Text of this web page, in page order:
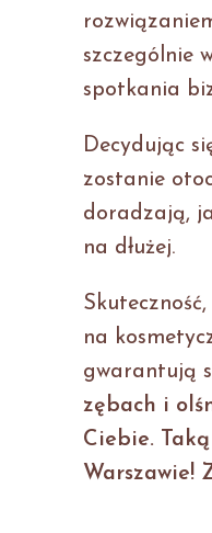
szczególnie
spotkania
Decydując
zostanie
doradzają,
na dłużej.
na
gwarantują
zębach i
Ciebie.
Warszawie!